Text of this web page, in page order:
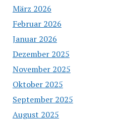
März 2026
Februar 2026
Januar 2026
Dezember 2025
November 2025
Oktober 2025
September 2025
August 2025